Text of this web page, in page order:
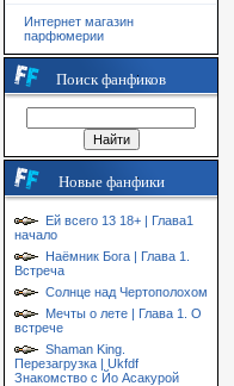
Интернет магазин
парфюмерии
Поиск фанфиков
Новые фанфики
Ей всего 13 18+ | Глава1
начало
Наёмник Бога | Глава 1.
Встреча
Солнце над Чертополохом
Мечты о лете | Глава 1. О
встрече
Shaman King.
Перезагрузка | Ukfdf
Знакомство с Йо Асакурой